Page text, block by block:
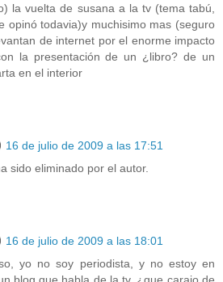
la vuelta de susana a la tv (tema tabú,
opinó todavia)y muchisimo mas (seguro
de internet por el enorme impacto
la presentación de un ¿libro? de un
en el interior
16 de julio de 2009 a las 17:51
sido eliminado por el autor.
16 de julio de 2009 a las 18:01
yo no soy periodista, y no estoy en